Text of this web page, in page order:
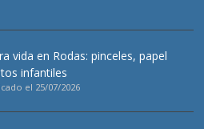
vida en Rodas: pinceles, papel
infantiles
el 25/07/2026